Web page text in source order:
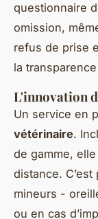
questionnaire
omission,
refus de prise
la
L'innovation
Un service en
vétérinaire.
de gamme,
distance.
mineurs -
ou en cas